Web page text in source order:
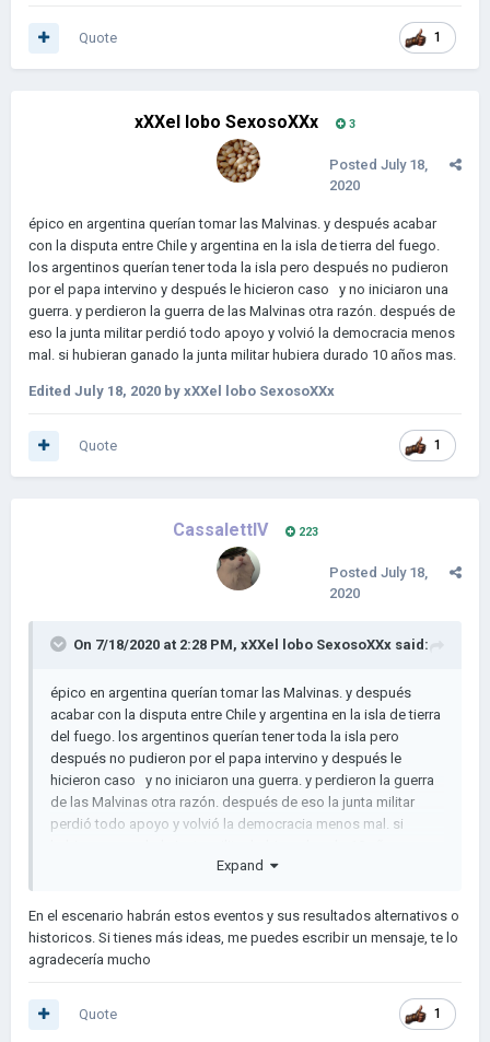
Superpotencias son un tema principal en la políticas.
Diplomacia, economía, rebeliones, construcción, desarollo y
tecnología, estos son aspectos que resalta este escenario. A
través de múltiples decisiones darás rumbo a una historia
completamente nueva, alterando la línea histórica de
Enfoques del mod:
-Muchos eventos, bastantes. El mod se tratará de ellos,
básicamente.
-Disminución de las guerras. La computadora no declarará
guerras porque le cayó mal el vecino. Tu tampoco podrás. Las
guerra sin justificación, el congreso (depende del gobierno)
-Economía. Los países comienzan con economías muy
inestables que pueden empeorar o mejorar con decisiones. El
-Historia alternativa. En este escenario todos los países
tendran una historia lineal que puede ser alterada de muchas
-Cambios de ideologías. En el juego normal nada mas
cambia de ideología, se disminuye a unas cuantas provincias,
recibe un ejército y entra en guerra con el gobierno anterior).
Importante:por favor que no haya hype. Será dificil hacer
esto yo solo y por lo tanto dependo de la comunidad hispana
si les gusta la idea y si podemos organizarla y crearla.
que no seamos muy ambiciosos y no busquemos poner
demasiadas cosas (música, mapa nuevo, otra interfaz, etc...)
como mucho utilizaremos lo que nos da el juego y ya. Sólo
Si tienes experiencia utilizando los escenarios,
1
Quote
xXXel lobo SexosoXXx 3
Posted July 18,
2020
épico en argentina querían tomar las Malvinas. y después acabar
con la disputa entre Chile y argentina en la isla de tierra del fuego.
los argentinos querían tener toda la isla pero después no pudieron
por el papa intervino y después le hicieron caso y no iniciaron una
guerra. y perdieron la guerra de las Malvinas otra razón. después de
eso la junta militar perdió todo apoyo y volvió la democracia menos
mal. si hubieran ganado la junta militar hubiera durado 10 años mas.
Edited July 18, 2020 by xXXel lobo SexosoXXx
1
Quote
CassalettIV 223
Posted July 18,
2020
On 7/18/2020 at 2:28 PM, xXXel lobo SexosoXXx said:
épico en argentina querían tomar las Malvinas. y después
acabar con la disputa entre Chile y argentina en la isla de tierra
del fuego. los argentinos querían tener toda la isla pero
después no pudieron por el papa intervino y después le
hicieron caso y no iniciaron una guerra. y perdieron la guerra
de las Malvinas otra razón. después de eso la junta militar
perdió todo apoyo y volvió la democracia menos mal. si
Expand
En el escenario habrán estos eventos y sus resultados alternativos o
historicos. Si tienes más ideas, me puedes escribir un mensaje, te lo
agradecería mucho
1
Quote